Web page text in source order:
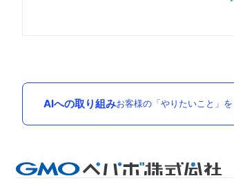
AIへの取り組みお客様の「やりたいこと」